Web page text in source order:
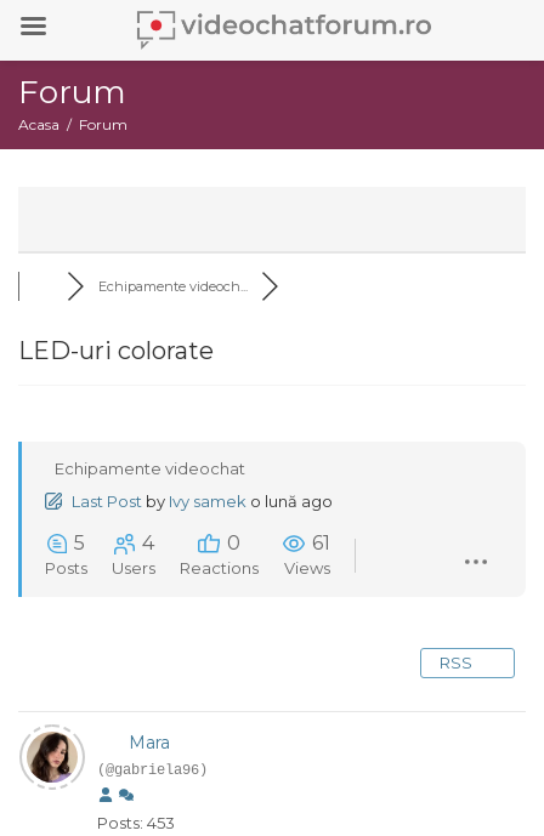
Forum
Acasa Forum
Echipamente videoch...
LED-uri colorate
Echipamente videochat
Last Post by Ivy samek o lună ago
5
Posts
4
Users
0
Reactions
61
Views
RSS
Mara
(@gabriela96)
Posts: 453